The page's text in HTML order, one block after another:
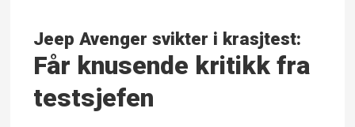
Jeep Avenger svikter i krasjtest:
Får knusende kritikk fra
testsjefen